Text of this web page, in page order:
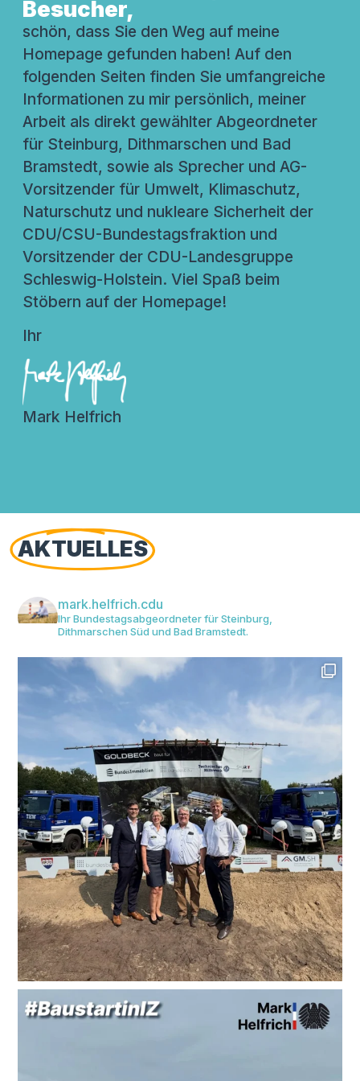
Besucher,
schön, dass Sie den Weg auf meine
Homepage gefunden haben! Auf den
folgenden Seiten finden Sie umfangreiche
Informationen zu mir persönlich, meiner
Arbeit als direkt gewählter Abgeordneter
für Steinburg, Dithmarschen und Bad
Bramstedt, sowie als Sprecher und AG-
Vorsitzender für Umwelt, Klimaschutz,
Naturschutz und nukleare Sicherheit der
CDU/CSU-Bundestagsfraktion und
Vorsitzender der CDU-Landesgruppe
Schleswig-Holstein. Viel Spaß beim
Stöbern auf der Homepage!
Ihr
Mark Helfrich
AKTUELLES
mark.helfrich.cdu
Ihr Bundestagsabgeordneter für Steinburg,
Dithmarschen Süd und Bad Bramstedt.